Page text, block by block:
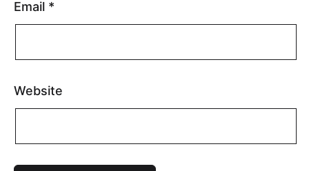
Email *
Website